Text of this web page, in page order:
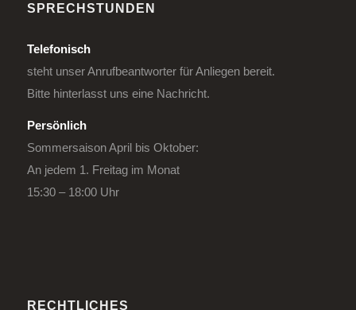
SPRECHSTUNDEN
Telefonisch
steht unser Anrufbeantworter für Anliegen bereit.
Bitte hinterlasst uns eine Nachricht.
Persönlich
Sommersaison April bis Oktober:
An jedem 1. Freitag im Monat
15:30 – 18:00 Uhr
RECHTLICHES